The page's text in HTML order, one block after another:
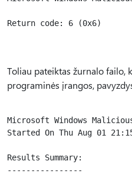
Return code: 6 (0x6)
Toliau pateiktas žurnalo failo,
programinės įrangos,
Microsoft Windows
Started On Thu Aug 01
Results Summary:
----------------